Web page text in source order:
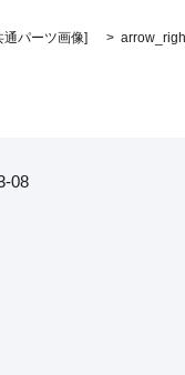
通パーツ画像]
08